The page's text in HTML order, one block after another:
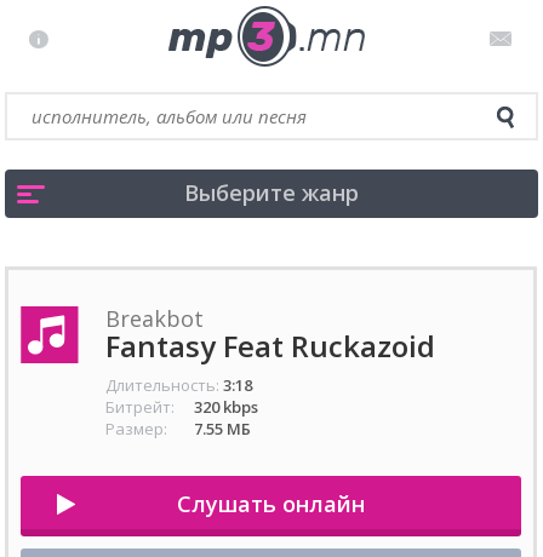
Выберите жанр
Breakbot
Fantasy Feat Ruckazoid
Длительность: 3:18
Битрейт:
320 kbps
Размер:
7.55 МБ
Слушать онлайн